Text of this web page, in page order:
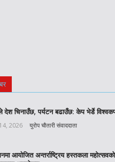
चिनाउँछ, पर्यटन बढाउँछ: केप भेर्डे
2026 युरोप चौतारी संवाददाता
आयोजित अन्तर्राष्ट्रिय हस्तकला